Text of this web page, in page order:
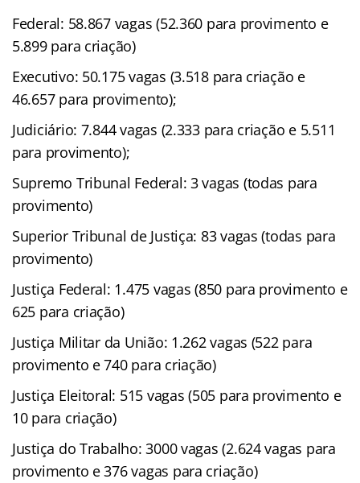
Federal: 58.867 vagas (52.360 para provimento e
5.899 para criação)
Executivo: 50.175 vagas (3.518 para criação e
46.657 para provimento);
Judiciário: 7.844 vagas (2.333 para criação e 5.511
para provimento);
Supremo Tribunal Federal: 3 vagas (todas para
provimento)
Superior Tribunal de Justiça: 83 vagas (todas para
provimento)
Justiça Federal: 1.475 vagas (850 para provimento e
625 para criação)
Justiça Militar da União: 1.262 vagas (522 para
provimento e 740 para criação)
Justiça Eleitoral: 515 vagas (505 para provimento e
10 para criação)
Justiça do Trabalho: 3000 vagas (2.624 vagas para
provimento e 376 vagas para criação)